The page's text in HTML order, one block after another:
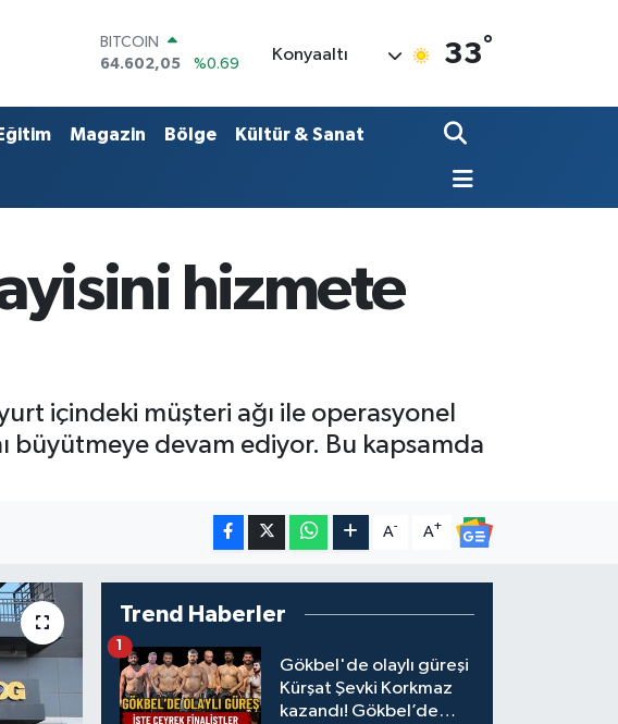
DOLAR
47,5986
%0.06
STERLİN
Konyaaltı 33°
Magazin Bölge Kültür & Sanat
hizmete
içindeki müşteri ağı ile operasyonel
büyütmeye devam ediyor. Bu kapsamda
A- A+
Trend Haberler
Gökbel'de olaylı güreşi
Kürşat Şevki Korkmaz
kazandı! Gökbel’de
1